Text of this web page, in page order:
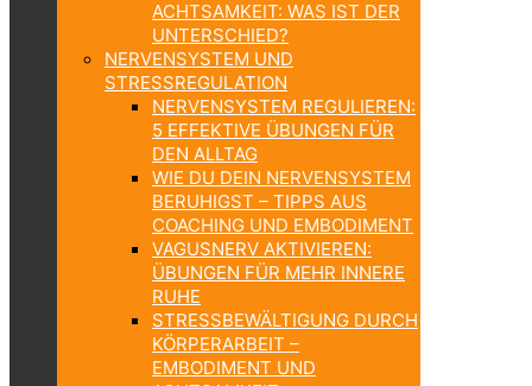
ACHTSAMKEIT: WAS IST DER
UNTERSCHIED?
NERVENSYSTEM UND
STRESSREGULATION
NERVENSYSTEM REGULIEREN:
5 EFFEKTIVE ÜBUNGEN FÜR
DEN ALLTAG
WIE DU DEIN NERVENSYSTEM
BERUHIGST – TIPPS AUS
COACHING UND EMBODIMENT
VAGUSNERV AKTIVIEREN:
ÜBUNGEN FÜR MEHR INNERE
RUHE
STRESSBEWÄLTIGUNG DURCH
KÖRPERARBEIT –
EMBODIMENT UND